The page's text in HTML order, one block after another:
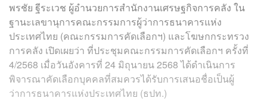
พรชัย ฐีระเวช ผู้อำนวยการสำนักงานเศรษฐกิจการคลัง ใน
ฐานะเลขานุการคณะกรรมการผู้ว่าการธนาคารแห่ง
ประเทศไทย (คณะกรรมการคัดเลือกฯ) และโฆษกกระทรวง
การคลัง เปิดเผยว่า ที่ประชุมคณะกรรมการคัดเลือกฯ ครั้งที่
4/2568 เมื่อวันอังคารที่ 24 มิถุนายน 2568 ได้ดำเนินการ
พิจารณาคัดเลือกบุคคลที่สมควรได้รับการเสนอชื่อเป็นผู้
ว่าการธนาคารแห่งประเทศไทย (ธปท.)